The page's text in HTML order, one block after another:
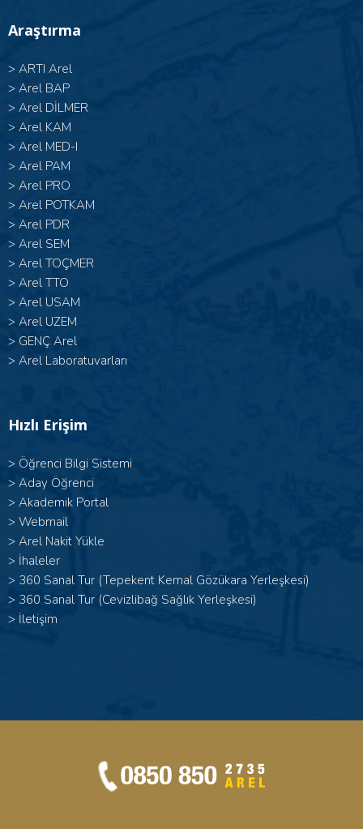
Araştırma
> ARTI Arel
> Arel BAP
> Arel DİLMER
> Arel KAM
> Arel MED-I
> Arel PAM
> Arel PRO
> Arel POTKAM
> Arel PDR
> Arel SEM
> Arel TOÇMER
> Arel TTO
> Arel USAM
> Arel UZEM
> GENÇ Arel
> Arel Laboratuvarları
Hızlı Erişim
> Öğrenci Bilgi Sistemi
> Aday Öğrenci
> Akademik Portal
> Webmail
> Arel Nakit Yükle
> İhaleler
> 360 Sanal Tur (Tepekent Kemal Gözükara Yerleşkesi)
> 360 Sanal Tur (Cevizlibağ Sağlık Yerleşkesi)
> İletişim